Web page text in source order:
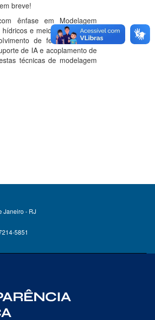
breve!
ênfase em Modelagem
e meio ambiente. Os
de ferramentas de
de IA e acoplamento de
técnicas de modelagem
Janeiro - RJ
5851